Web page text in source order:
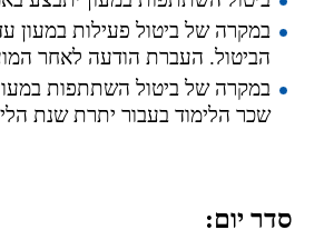
הביטול. העברת הודעה לאחר
שכר הלימוד בעבור יתרת שנת
סדר יום: